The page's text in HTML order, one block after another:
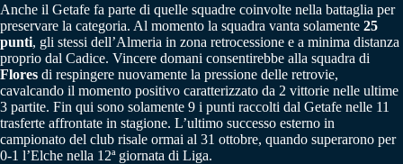
Anche il Getafe fa parte di quelle squadre coinvolte nella battaglia per
preservare la categoria. Al momento la squadra vanta solamente 25
punti, gli stessi dell’Almeria in zona retrocessione e a minima distanza
proprio dal Cadice. Vincere domani consentirebbe alla squadra di
Flores di respingere nuovamente la pressione delle retrovie,
cavalcando il momento positivo caratterizzato da 2 vittorie nelle ultime
3 partite. Fin qui sono solamente 9 i punti raccolti dal Getafe nelle 11
trasferte affrontate in stagione. L’ultimo successo esterno in
campionato del club risale ormai al 31 ottobre, quando superarono per
0-1 l’Elche nella 12ª giornata di Liga.